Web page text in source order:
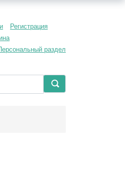
Регистрация
раздел